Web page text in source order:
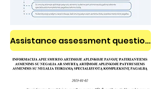
Assistance assessment questionnaire for clients